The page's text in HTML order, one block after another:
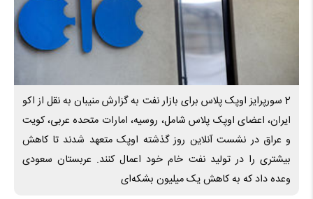
2 سورپرایز اوپک پلاس برای بازار نفت به گزارش منیبان به نقل از اکو
ایران، اعضای اوپک پلاس شامل، روسیه، امارات متحده عربی، کویت
و عراق در نشست آنلاین روز گذشته اوپک متعهد شدند تا کاهش
بیشتری را در تولید نفت خام خود اعمال کنند. عربستان سعودی
وعده داد که به کاهش یک میلیون بشکه‌ای